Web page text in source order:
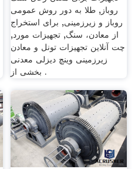
روباز, طلا به دور روش عمومی
روباز و زیرزمینی, برای استخراج
از معادن، سنگ, تجهیزات مورد,
چت آنلاین تجهیزات تونل و معادن
زیرزمینی وینچ دیزلی معدنی
بخشی از .